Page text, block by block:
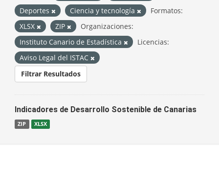
Deportes
Ciencia y tecnología
Formatos:
XLSX
ZIP
Organizaciones:
Instituto Canario de Estadística
Licencias:
Aviso Legal del ISTAC
Filtrar Resultados
Indicadores de Desarrollo Sostenible de Canarias
ZIP XLSX